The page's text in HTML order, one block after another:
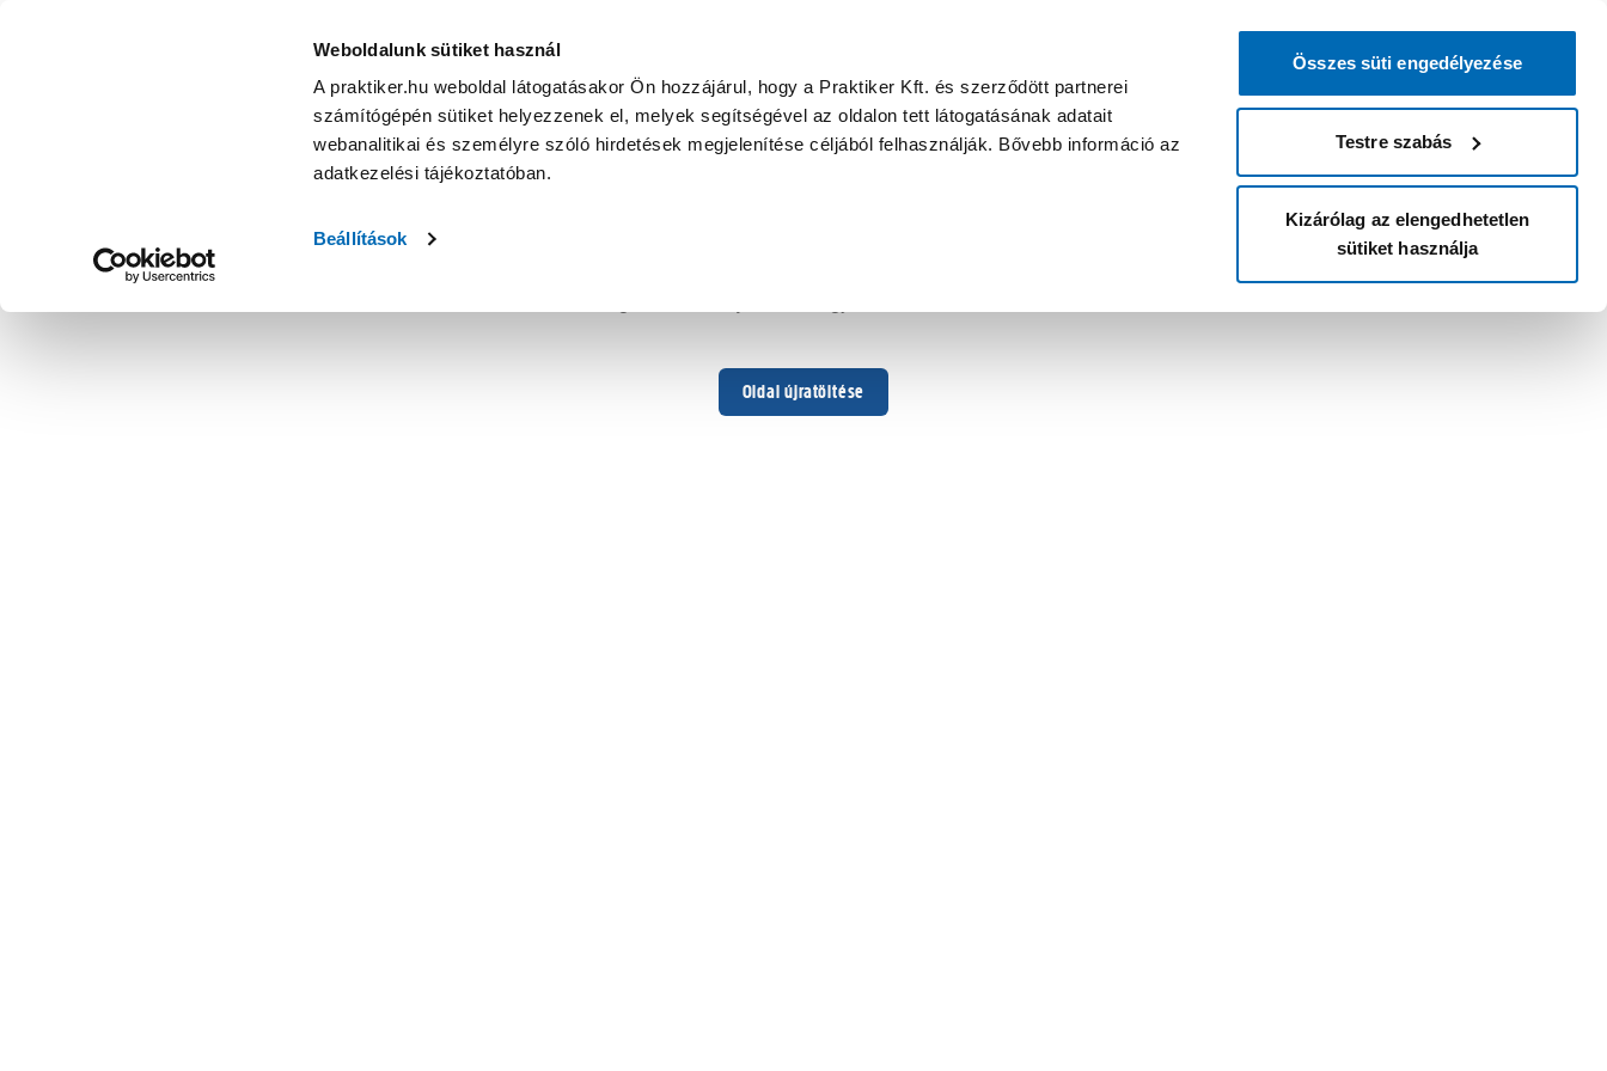
Weboldalunk sütiket használ
A praktiker.hu weboldal látogatásakor Ön hozzájárul, hogy a Praktiker Kft. és szerződött partnerei
számítógépén sütiket helyezzenek el, melyek segítségével az oldalon tett látogatásának adatait
webanalitikai és személyre szóló hirdetések megjelenítése céljából felhasználják. Bővebb információ az
adatkezelési tájékoztatóban.
Beállítások
Összes süti engedélyezése
Testre szabás
Kizárólag az elengedhetetlen
sütiket használja
Oldal újratöltése